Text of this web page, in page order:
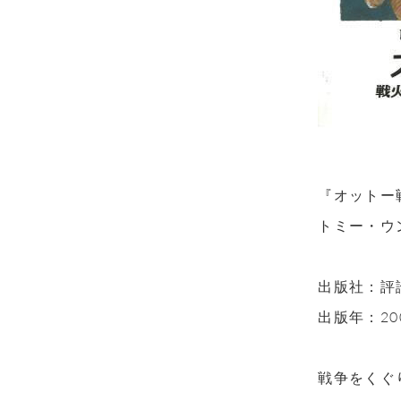
『オット
トミー・
出版社：評
出版年：
戦争をく